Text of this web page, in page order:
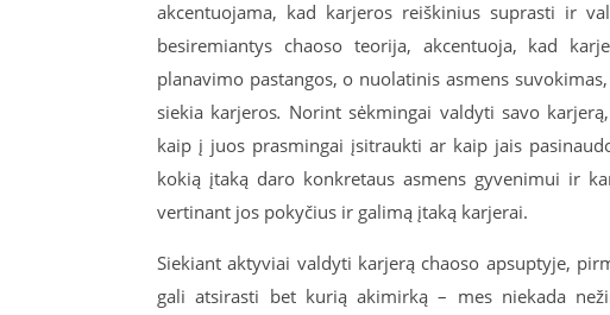
akcentuojama, kad karjeros reiškinius suprasti ir
besiremiantys chaoso teorija, akcentuoja, kad
planavimo pastangos, o nuolatinis asmens
siekia karjeros. Norint sėkmingai valdyti savo
kaip į juos prasmingai įsitraukti ar kaip jais
kokią įtaką daro konkretaus asmens gyvenimui ir
vertinant jos pokyčius ir galimą įtaką karjerai.
Siekiant aktyviai valdyti karjerą chaoso apsuptyje,
gali atsirasti bet kurią akimirką – mes niekada